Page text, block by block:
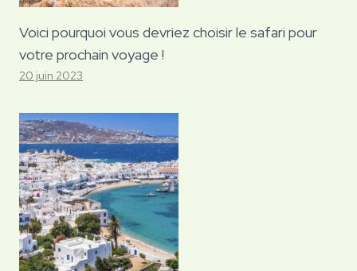
Voici pourquoi vous devriez choisir le safari pour
votre prochain voyage !
20 juin 2023